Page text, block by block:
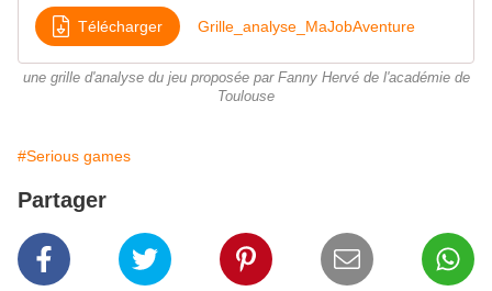
Télécharger Grille_analyse_MaJobAventure
une grille d'analyse du jeu proposée par Fanny Hervé de l'académie de
Toulouse
#Serious games
Partager